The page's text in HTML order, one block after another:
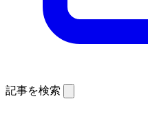
記事を検索